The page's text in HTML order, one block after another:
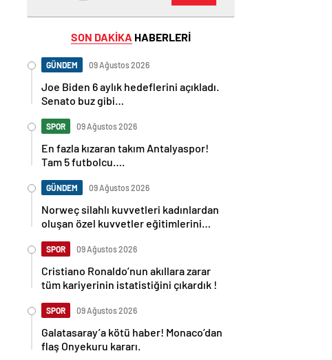
SON DAKİKA HABERLERİ
GÜNDEM 09 Ağustos 2026
Joe Biden 6 aylık hedeflerini açıkladı.
Senato buz gibi…
SPOR 09 Ağustos 2026
En fazla kızaran takım Antalyaspor!
Tam 5 futbolcu….
GÜNDEM 09 Ağustos 2026
Norweç silahlı kuvvetleri kadınlardan
oluşan özel kuvvetler eğitimlerini
SPOR 09 Ağustos 2026
Cristiano Ronaldo’nun akıllara zarar
tüm kariyerinin istatistiğini çıkardık !
SPOR 09 Ağustos 2026
Galatasaray’a kötü haber! Monaco’dan
flaş Onyekuru kararı.